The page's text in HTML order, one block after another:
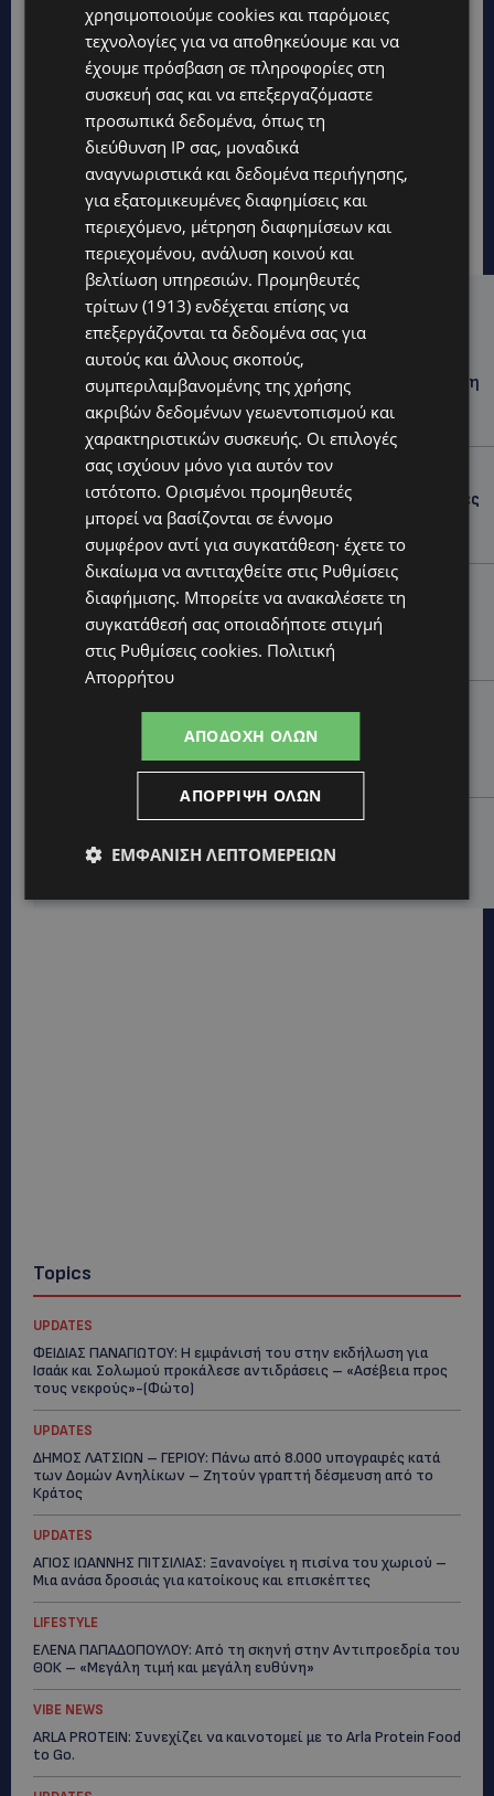
Hot this week
UPDATES
ΦΕΙΔΙΑΣ ΠΑΝΑΓΙΩΤΟΥ: Η εμφάνισή του στην εκδήλωση
για Ισαάκ και Σολωμού προκάλεσε αντιδράσεις –
«Ασέβεια προς τους νεκρούς»-(Φώτο)
UPDATES
ΔΗΜΟΣ ΛΑΤΣΙΩΝ – ΓΕΡΙΟΥ: Πάνω από 8.000 υπογραφές
κατά των Δομών Ανηλίκων – Ζητούν γραπτή
δέσμευση από το Κράτος
UPDATES
ΑΓΙΟΣ ΙΩΑΝΝΗΣ ΠΙΤΣΙΛΙΑΣ: Ξανανοίγει η πισίνα του
χωριού – Μια ανάσα δροσιάς για κατοίκους και
επισκέπτες
ΕΛΕΝΑ ΠΑΠΑΔΟΠΟΥΛΟΥ: Από τη σκηνή στην
VIBE NEWS
ARLA PROTEIN: Συνεχίζει να καινοτομεί με το Arla
Protein Food to Go.
Topics
UPDATES
ΦΕΙΔΙΑΣ ΠΑΝΑΓΙΩΤΟΥ: Η εμφάνισή του στην εκδήλωση για
Ισαάκ και Σολωμού προκάλεσε αντιδράσεις – «Ασέβεια προς
τους νεκρούς»-(Φώτο)
UPDATES
ΔΗΜΟΣ ΛΑΤΣΙΩΝ – ΓΕΡΙΟΥ: Πάνω από 8.000 υπογραφές κατά
των Δομών Ανηλίκων – Ζητούν γραπτή δέσμευση από το
Κράτος
UPDATES
ΑΓΙΟΣ ΙΩΑΝΝΗΣ ΠΙΤΣΙΛΙΑΣ: Ξανανοίγει η πισίνα του χωριού –
Μια ανάσα δροσιάς για κατοίκους και επισκέπτες
LIFESTYLE
ΕΛΕΝΑ ΠΑΠΑΔΟΠΟΥΛΟΥ: Από τη σκηνή στην Αντιπροεδρία του
ΘΟΚ – «Μεγάλη τιμή και μεγάλη ευθύνη»
VIBE NEWS
ARLA PROTEIN: Συνεχίζει να καινοτομεί με το Arla Protein Food
to Go.
χρησιμοποιούμε cookies και παρόμοιες
τεχνολογίες για να αποθηκεύουμε και να
έχουμε πρόσβαση σε πληροφορίες στη
συσκευή σας και να επεξεργαζόμαστε
προσωπικά δεδομένα, όπως τη
διεύθυνση IP σας, μοναδικά
αναγνωριστικά και δεδομένα περιήγησης,
για εξατομικευμένες διαφημίσεις και
περιεχόμενο, μέτρηση διαφημίσεων και
περιεχομένου, ανάλυση κοινού και
βελτίωση υπηρεσιών. Προμηθευτές
τρίτων (1913) ενδέχεται επίσης να
επεξεργάζονται τα δεδομένα σας για
αυτούς και άλλους σκοπούς,
συμπεριλαμβανομένης της χρήσης
ακριβών δεδομένων γεωεντοπισμού και
χαρακτηριστικών συσκευής. Οι επιλογές
σας ισχύουν μόνο για αυτόν τον
ιστότοπο. Ορισμένοι προμηθευτές
μπορεί να βασίζονται σε έννομο
συμφέρον αντί για συγκατάθεση· έχετε το
δικαίωμα να αντιταχθείτε στις Ρυθμίσεις
διαφήμισης. Μπορείτε να ανακαλέσετε τη
συγκατάθεσή σας οποιαδήποτε στιγμή
στις Ρυθμίσεις cookies. Πολιτική
Απορρήτου
ΑΠΟΔΟΧΉ ΌΛΩΝ
ΑΠΌΡΡΙΨΗ ΌΛΩΝ
ΕΜΦΆΝΙΣΗ ΛΕΠΤΟΜΕΡΕΙΏΝ